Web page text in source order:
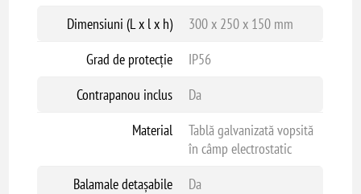
Dimensiuni (L x l x h)
300 x 250 x 150 mm
Grad de protecție
IP56
Contrapanou inclus
Da
Material
Tablă galvanizată vopsită
în câmp electrostatic
Balamale detașabile
Da